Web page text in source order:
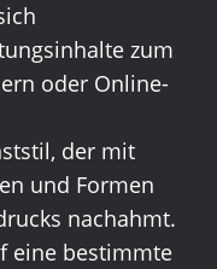
zum
oder Online-
der mit
und Formen
nachahmt.
eine bestimmte